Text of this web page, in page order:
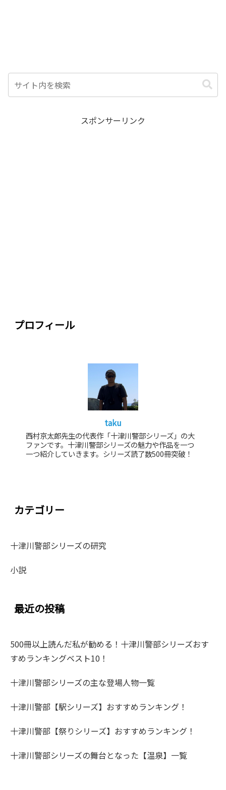
スポンサーリンク
プロフィール
taku
西村京太郎先生の代表作「十津川警部シリーズ」の大
ファンです。十津川警部シリーズの魅力や作品を一つ
一つ紹介していきます。シリーズ読了数500冊突破！
カテゴリー
十津川警部シリーズの研究
小説
最近の投稿
500冊以上読んだ私が勧める！十津川警部シリーズおす
すめランキングベスト10！
十津川警部シリーズの主な登場人物一覧
十津川警部【駅シリーズ】おすすめランキング！
十津川警部【祭りシリーズ】おすすめランキング！
十津川警部シリーズの舞台となった【温泉】一覧